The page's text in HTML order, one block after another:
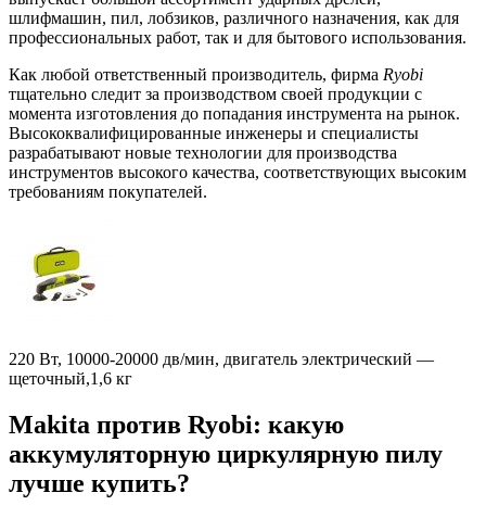
шлифмашин, пил, лобзиков, различного назначения, как для
профессиональных работ, так и для бытового использования.
Как любой ответственный производитель, фирма Ryobi
тщательно следит за производством своей продукции с
момента изготовления до попадания инструмента на рынок.
Высококвалифицированные инженеры и специалисты
разрабатывают новые технологии для производства
инструментов высокого качества, соответствующих высоким
требованиям покупателей.
220 Вт, 10000-20000 дв/мин, двигатель электрический —
щеточный,1,6 кг
Makita против Ryobi: какую
аккумуляторную циркулярную пилу
лучше купить?